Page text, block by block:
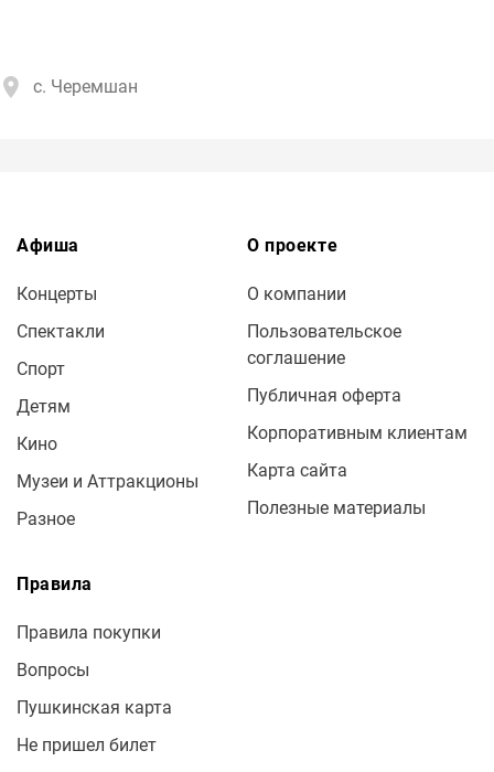
с. Черемшан
Афиша
Концерты
Спектакли
Спорт
Детям
Кино
Музеи и Аттракционы
Разное
О проекте
О компании
Пользовательское
соглашение
Публичная оферта
Корпоративным клиентам
Карта сайта
Полезные материалы
Правила
Правила покупки
Вопросы
Пушкинская карта
Не пришел билет